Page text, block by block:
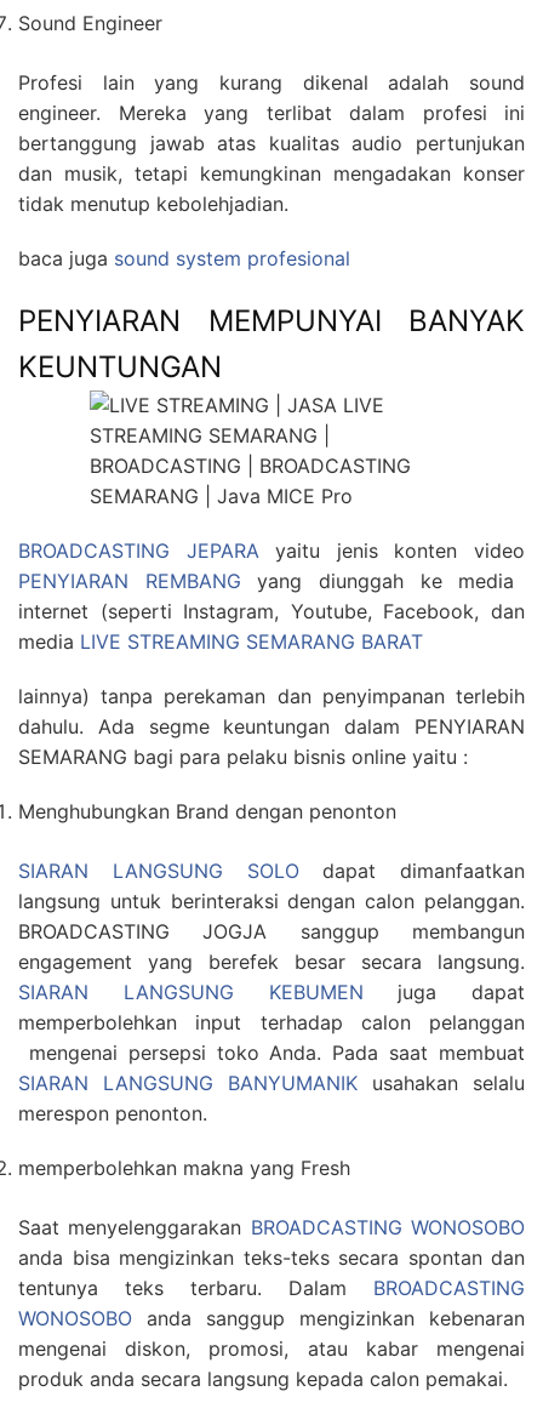
Sound Engineer
Profesi lain yang kurang dikenal adalah sound
engineer. Mereka yang terlibat dalam profesi ini
bertanggung jawab atas kualitas audio pertunjukan
dan musik, tetapi kemungkinan mengadakan konser
tidak menutup kebolehjadian.
baca juga sound system profesional
PENYIARAN MEMPUNYAI BANYAK
KEUNTUNGAN
BROADCASTING JEPARAyaitu jenis konten video
PENYIARAN REMBANG yang diunggah ke media
internet (seperti Instagram, Youtube, Facebook, dan
media LIVE STREAMING SEMARANG BARAT
lainnya) tanpa perekaman dan penyimpanan terlebih
dahulu. Ada segme keuntungan dalam PENYIARAN
SEMARANG bagi para pelaku bisnis online yaitu :
Menghubungkan Brand dengan penonton
SIARAN LANGSUNG SOLOdapat dimanfaatkan
langsung untuk berinteraksi dengan calon pelanggan.
BROADCASTING JOGJA sanggup membangun
engagement yang berefek besar secara langsung.
SIARAN LANGSUNG KEBUMEN juga dapat
memperbolehkan input terhadap calon pelanggan
mengenai persepsi toko Anda. Pada saat membuat
SIARAN LANGSUNG BANYUMANIK usahakan selalu
merespon penonton.
memperbolehkan makna yang Fresh
Saat menyelenggarakan BROADCASTING WONOSOBO
anda bisa mengizinkan teks-teks secara spontan dan
tentunya teks terbaru. Dalam BROADCASTING
WONOSOBO anda sanggup mengizinkan kebenaran
mengenai diskon, promosi, atau kabar mengenai
produk anda secara langsung kepada calon pemakai.